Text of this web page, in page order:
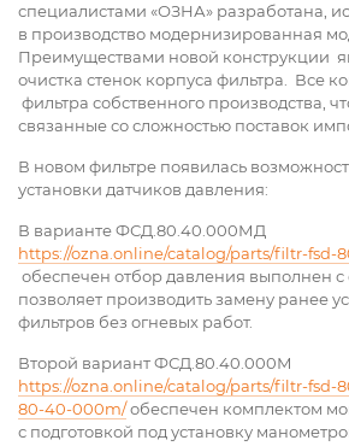
специалистами «ОЗНА» разработана,
в производство модернизированная
Преимуществами новой конструкции
очистка стенок корпуса фильтра. Все
фильтра собственного производства,
связанные со сложностью поставок
В новом фильтре появилась
установки датчиков давления:
В варианте ФСД.80.40.000МД
https://ozna.online/catalog/parts/filtr-fsd-
обеспечен отбор давления выполнен с
позволяет производить замену ранее
фильтров без огневых работ.
Второй вариант ФСД.80.40.000М
https://ozna.online/catalog/parts/filtr-
80-40-000m/обеспечен комплектом
с подготовкой под установку